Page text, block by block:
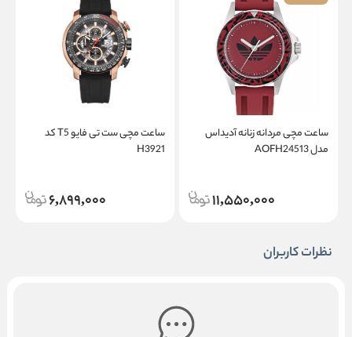
ساعت مچی مردانه زنانه آدیداس
مدل AOFH24513
11,550,000
ساعت مچی ست تی فایو T5 کد
H3921
6,899,000
نظرات کاربران